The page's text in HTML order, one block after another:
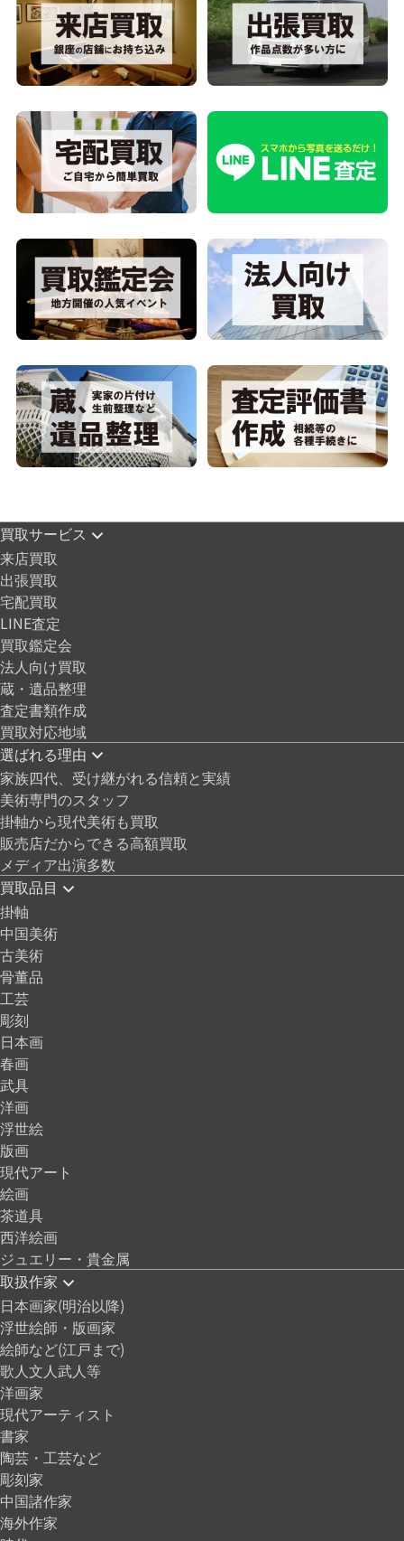
買取サービス
来店買取
出張買取
宅配買取
LINE査定
買取鑑定会
法人向け買取
蔵・遺品整理
査定書類作成
買取対応地域
選ばれる理由
家族四代、受け継がれる信頼と実績
美術専門のスタッフ
掛軸から現代美術も買取
販売店だからできる高額買取
メディア出演多数
買取品目
掛軸
中国美術
古美術
骨董品
工芸
彫刻
日本画
春画
武具
洋画
浮世絵
版画
現代アート
絵画
茶道具
西洋絵画
ジュエリー・貴金属
取扱作家
日本画家(明治以降)
浮世絵師・版画家
絵師など(江戸まで)
歌人文人武人等
洋画家
現代アーティスト
書家
陶芸・工芸など
彫刻家
中国諸作家
海外作家